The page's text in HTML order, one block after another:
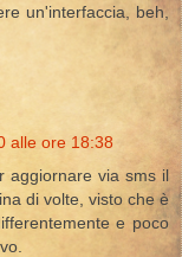
un'interfaccia, beh,
alle ore 18:38
aggiornare via sms il
di volte, visto che è
e poco